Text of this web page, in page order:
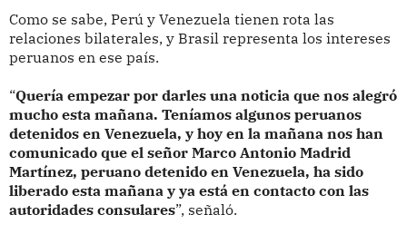
Como se sabe, Perú y Venezuela tienen rota las
relaciones bilaterales, y Brasil representa los intereses
peruanos en ese país.
“Quería empezar por darles una noticia que nos alegró
mucho esta mañana. Teníamos algunos peruanos
detenidos en Venezuela, y hoy en la mañana nos han
comunicado que el señor Marco Antonio Madrid
Martínez, peruano detenido en Venezuela, ha sido
liberado esta mañana y ya está en contacto con las
autoridades consulares”, señaló.